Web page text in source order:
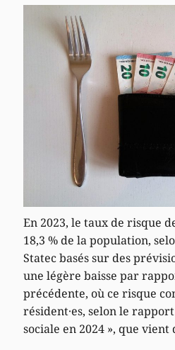
En 2023, le taux de risque
18,3 % de la population,
Statec basés sur des
une légère baisse par
précédente, où ce risque
résident·es, selon le
sociale en 2024 », que vient